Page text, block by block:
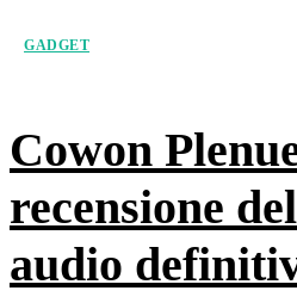
GADGET
Cowon
recensione
audio